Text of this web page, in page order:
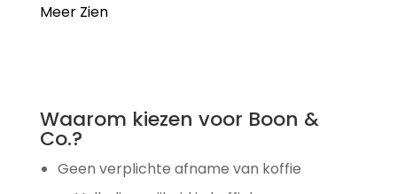
Meer Zien
Waarom kiezen voor Boon &
Co.?
Geen verplichte afname van koffie